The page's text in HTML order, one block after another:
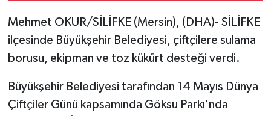
Mehmet OKUR/SİLİFKE (Mersin), (DHA)- SİLİFKE
ilçesinde Büyükşehir Belediyesi, çiftçilere sulama
borusu, ekipman ve toz kükürt desteği verdi.
Büyükşehir Belediyesi tarafından 14 Mayıs Dünya
Çiftçiler Günü kapsamında Göksu Parkı'nda